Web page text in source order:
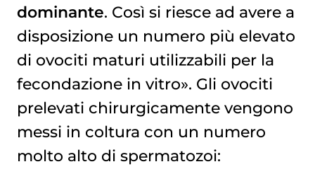
dominante. Così si riesce ad avere a
disposizione un numero più elevato
di ovociti maturi utilizzabili per la
fecondazione in vitro». Gli ovociti
prelevati chirurgicamente vengono
messi in coltura con un numero
molto alto di spermatozoi: